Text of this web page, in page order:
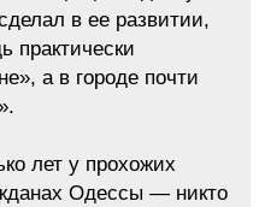
в ее развитии,
практически
а в городе почти
лет у прохожих
Одессы — никто